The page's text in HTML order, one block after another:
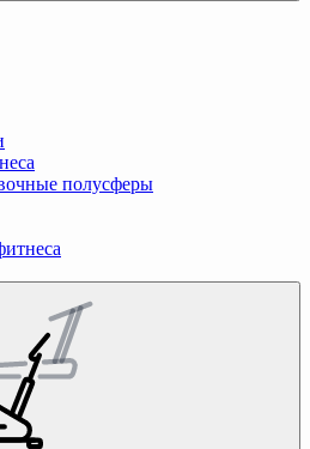
полусферы